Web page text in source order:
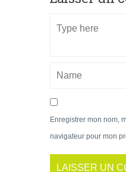
Enregistrer mon nom,
navigateur pour mon